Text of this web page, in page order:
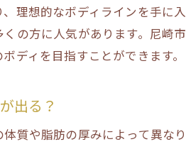
脂
尼
脂
脂肪冷
理想的なボディラインを手に
の方に人気があります。尼崎
ディを目指すことができます。
出る？
質や脂肪の厚みによって異な